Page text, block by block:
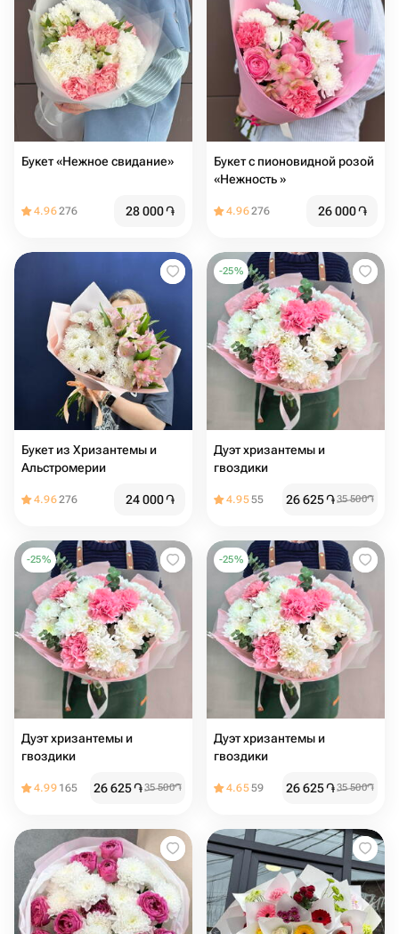
Букет «Нежное свидание»
4.96276 28 000֏
Букет с пионовидной розой
«Нежность »
4.96276 26 000֏
Букет из Хризантемы и
Альстромерии
4.96276 24 000֏
-25%
Дуэт хризантемы и
гвоздики
4.9555 26 625֏35 500֏
-25%
Дуэт хризантемы и
гвоздики
4.99 165 26 625֏35 500֏
-25%
Дуэт хризантемы и
гвоздики
4.6559 26 625֏35 500֏